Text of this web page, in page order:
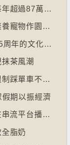
【十萬八千里】世衞報告估計全球每年超過87萬死亡個案與孤獨病有關
【十萬八千里】丹麥動物園籲捐贈棄養寵物作園內動物食糧
【十萬八千里】「食鬼」電子遊戲45周年的文化現象
茶風潮
【十萬八千里】單車大國荷蘭考慮限制踩單車不高於時速廿五公里
假期以振經濟
【十萬八千里】全AI生成樂團作品在串流平台播放率累積過百萬
脂奶